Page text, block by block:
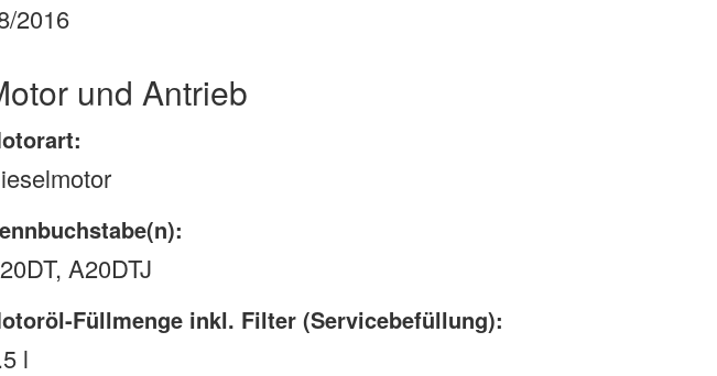
2016
und Antrieb
A20DTJ
Füllmenge inkl. Filter (Servicebefüllung):
l